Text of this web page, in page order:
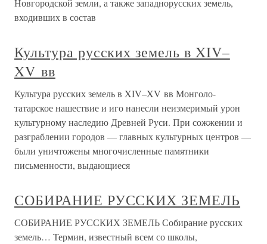
Новгородской земли, а также западнорусских земель,
входивших в состав
Культура русских земель в XIV–
XV вв
Культура русских земель в XIV–XV вв Монголо-
татарское нашествие и иго нанесли неизмеримый урон
культурному наследию Древней Руси. При сожжении и
разграблении городов — главных культурных центров —
были уничтожены многочисленные памятники
письменности, выдающиеся
СОБИРАНИЕ РУССКИХ ЗЕМЕЛЬ
СОБИРАНИЕ РУССКИХ ЗЕМЕЛЬ Собирание русских
земель… Термин, известный всем со школы,